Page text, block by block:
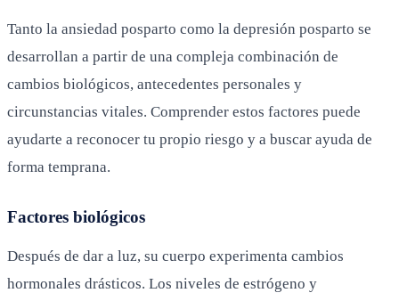
Tanto la ansiedad posparto como la depresión posparto se
desarrollan a partir de una compleja combinación de
cambios biológicos, antecedentes personales y
circunstancias vitales. Comprender estos factores puede
ayudarte a reconocer tu propio riesgo y a buscar ayuda de
forma temprana.
Factores biológicos
Después de dar a luz, su cuerpo experimenta cambios
hormonales drásticos. Los niveles de estrógeno y